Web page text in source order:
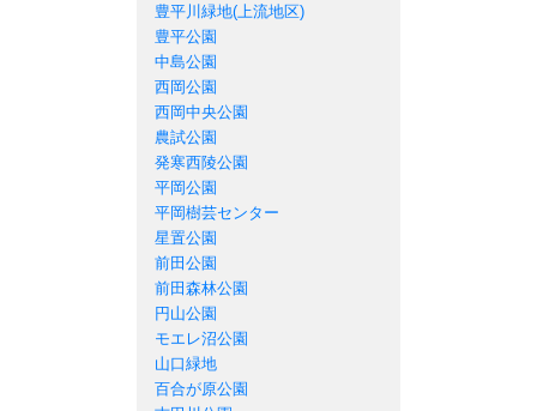
豊平川緑地(上流地区)
豊平公園
中島公園
西岡公園
西岡中央公園
農試公園
発寒西陵公園
平岡公園
平岡樹芸センター
星置公園
前田公園
前田森林公園
円山公園
モエレ沼公園
山口緑地
百合が原公園